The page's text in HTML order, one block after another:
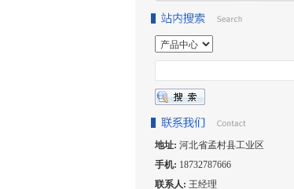
地址: 河北省孟村县工业区
手机: 18732787666
联系人: 王经理